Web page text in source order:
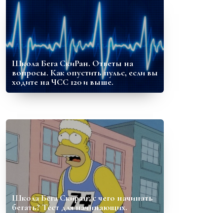
Школа Бега СкиРан. Ответы на
вопросы. Как опустить пульс, если вы
ходите на ЧСС 120 и выше.
Школа Бега Скиран: с чего начинать
бегать? Тест для начинающих.